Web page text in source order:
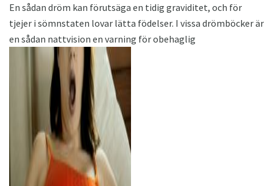
En sådan dröm kan förutsäga en tidig graviditet, och för
tjejer i sömnstaten lovar lätta födelser. I vissa drömböcker är
en sådan nattvision en varning för obehaglig